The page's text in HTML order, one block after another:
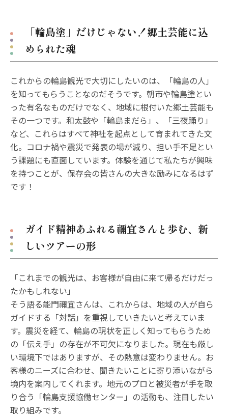
「輪島塗」だけじゃない！郷土芸能に込
められた魂
これからの輪島観光で大切にしたいのは、「輪島の人」
を知ってもらうことなのだそうです。朝市や輪島塗とい
った有名なものだけでなく、地域に根付いた郷土芸能も
その一つです。和太鼓や「輪島まだら」、「三夜踊り」
など、これらはすべて神社を起点として育まれてきた文
化。コロナ禍や震災で発表の場が減り、担い手不足とい
う課題にも直面しています。体験を通じて私たちが興味
を持つことが、保存会の皆さんの大きな励みになるはず
です！
ガイド精神あふれる禰宜さんと歩む、新
しいツアーの形
「これまでの観光は、お客様が自由に来て帰るだけだっ
たかもしれない」
そう語る能門禰宜さんは、これからは、地域の人が自ら
ガイドする「対話」を重視していきたいと考えていま
す。震災を経て、輪島の現状を正しく知ってもらうため
の「伝え手」の存在が不可欠になりました。現在も厳し
い環境下ではありますが、その熱意は変わりません。お
客様のニーズに合わせ、聞きたいことに寄り添いながら
境内を案内してくれます。地元のプロと被災者が手を取
り合う「輪島支援協働センター」の活動も、注目したい
取り組みです。